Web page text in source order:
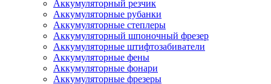
Аккумуляторный резчик
Аккумуляторные рубанки
Аккумуляторные степлеры
Аккумуляторный шпоночный фрезер
Аккумуляторные штифтозабиватели
Аккумуляторные фены
Аккумуляторные фонари
Аккумуляторные фрезеры